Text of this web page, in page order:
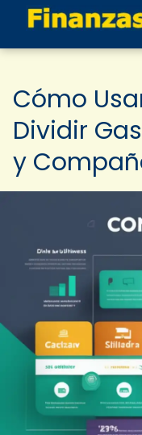
Cómo
Dividir
y